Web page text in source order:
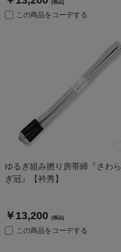
(税込)
この商品をコーデする
ゆるぎ組み撚り房帯締『さわら
ぎ冠』【衿秀】
￥13,200 (税込)
この商品をコーデする